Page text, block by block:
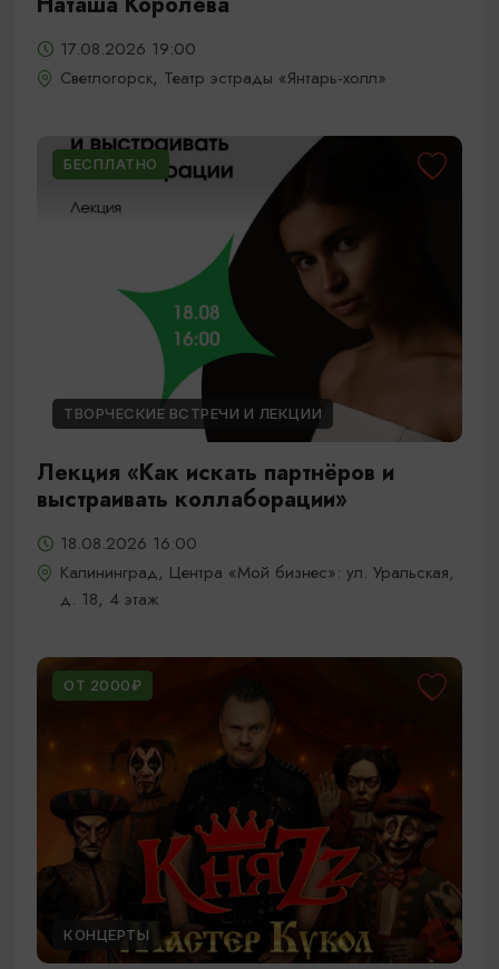
17.08.2026 19:00
Светлогорск, Театр эстрады «Янтарь-холл»
БЕСПЛАТНО
ТВОРЧЕСКИЕ ВСТРЕЧИ И ЛЕКЦИИ
Лекция «Как искать партнёров и
выстраивать коллаборации»
18.08.2026 16:00
Калининград, Центра «Мой бизнес»: ул. Уральская,
д. 18, 4 этаж
ОТ 2000₽
КОНЦЕРТЫ